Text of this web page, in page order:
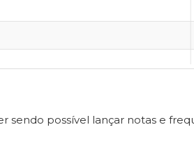
sendo possível lançar notas e